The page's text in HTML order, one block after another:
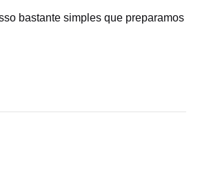
bastante simples que preparamos